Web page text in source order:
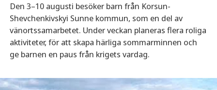
Den 3–10 augusti besöker barn från Korsun-
Shevchenkivskyi Sunne kommun, som en del av
vänortssamarbetet. Under veckan planeras flera roliga
aktiviteter, för att skapa härliga sommarminnen och
ge barnen en paus från krigets vardag.